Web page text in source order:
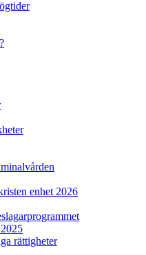
enhet 2026
rättigheter